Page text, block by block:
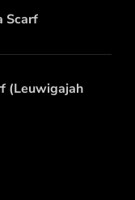
Scarf
(Leuwigajah